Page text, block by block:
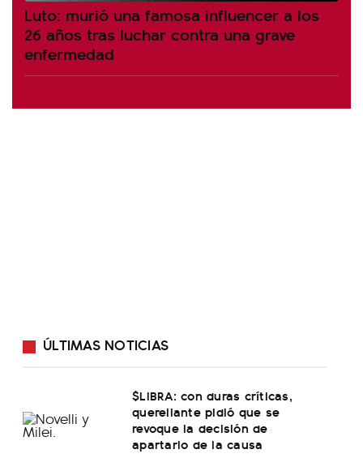
Luto: murió una famosa influencer a los
26 años tras luchar contra una grave
enfermedad
ÚLTIMAS NOTICIAS
$LIBRA: con duras críticas,
querellante pidió que se
revoque la decisión de
apartarlo de la causa